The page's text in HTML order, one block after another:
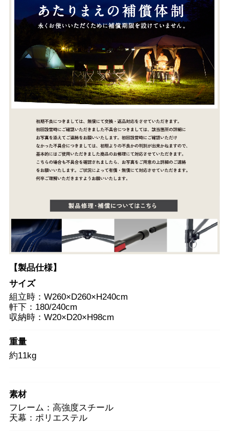
【製品仕様】
サイズ
組立時：W260×D260×H240cm
軒下：180/240cm
収納時：W20×D20×H98cm
重量
約11kg
素材
フレーム：高強度スチール
天幕：ポリエステル